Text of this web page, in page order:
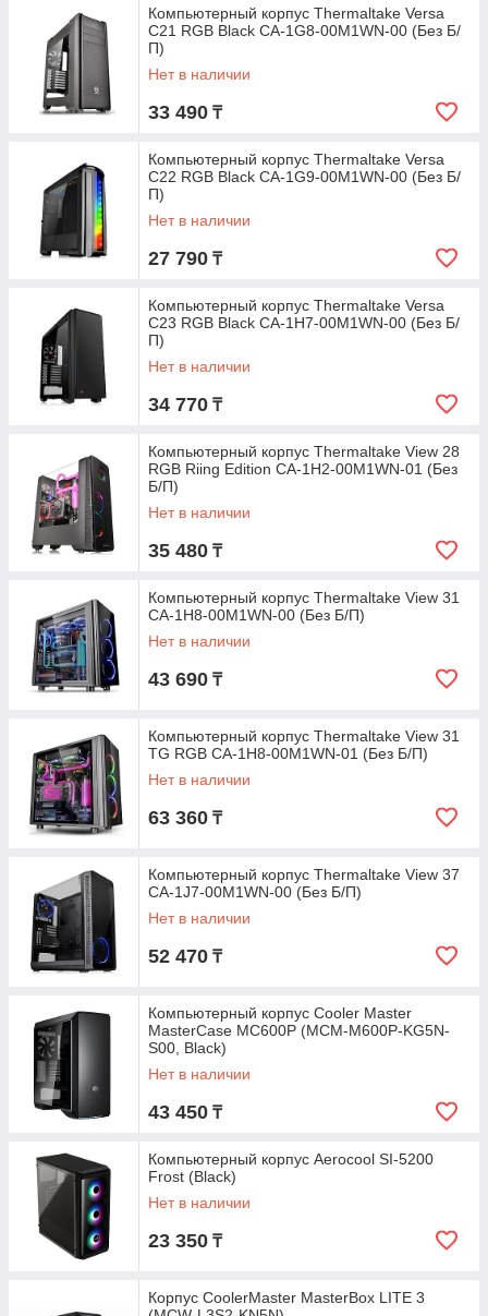
Компьютерный корпус Thermaltake Versa
C21 RGB Black CA-1G8-00M1WN-00 (Без Б/
П)
Нет в наличии
33 490 ₸
Компьютерный корпус Thermaltake Versa
C22 RGB Black CA-1G9-00M1WN-00 (Без Б/
П)
Нет в наличии
27 790 ₸
Компьютерный корпус Thermaltake Versa
C23 RGB Black CA-1H7-00M1WN-00 (Без Б/
П)
Нет в наличии
34 770 ₸
Компьютерный корпус Thermaltake View 28
RGB Riing Edition CA-1H2-00M1WN-01 (Без
Б/П)
Нет в наличии
35 480 ₸
Компьютерный корпус Thermaltake View 31
CA-1H8-00M1WN-00 (Без Б/П)
Нет в наличии
43 690 ₸
Компьютерный корпус Thermaltake View 31
TG RGB CA-1H8-00M1WN-01 (Без Б/П)
Нет в наличии
63 360 ₸
Компьютерный корпус Thermaltake View 37
CA-1J7-00M1WN-00 (Без Б/П)
Нет в наличии
52 470 ₸
Компьютерный корпус Cooler Master
MasterCase MC600P (MCM-M600P-KG5N-
S00, Black)
Нет в наличии
43 450 ₸
Компьютерный корпус Aerocool SI-5200
Frost (Black)
Нет в наличии
23 350 ₸
Корпус CoolerMaster MasterBox LITE 3